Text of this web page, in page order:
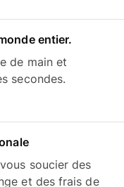
entier.
de main et
secondes.
soucier des
et des frais de